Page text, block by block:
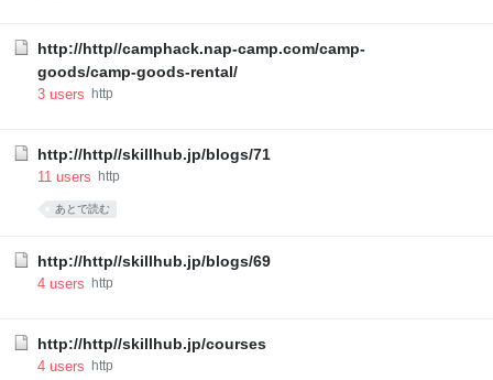
http://http//camphack.nap-camp.com/camp-
goods/camp-goods-rental/
3 users http
http://http//skillhub.jp/blogs/71
11 users http
あとで読む
http://http//skillhub.jp/blogs/69
4 users http
http://http//skillhub.jp/courses
4 users http